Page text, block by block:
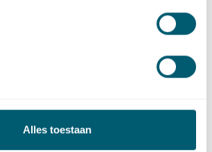
Alles toestaan
2018 wordt nog een publicatie met
(WHO) verwacht. De conclusies van deze
nog tot aanpassing van de
2018.